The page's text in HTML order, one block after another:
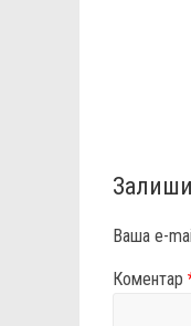
Ваша e-
Коментар